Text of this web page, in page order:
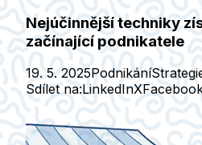
Nejúčinnější techniky
začínající podnikatele
19. 5. 2025Podnikání
Sdílet na:LinkedInX